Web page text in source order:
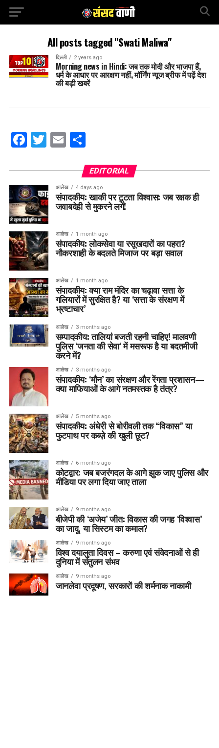
All posts tagged "Swati Maliwa"
दिल्ली 2 years ago
Morning news in Hindi: जब तक मोदी और भाजपा हैं,
धर्म के आधार पर आरक्षण नहीं, मॉर्निंग न्यूज ब्रीफ में पढ़ें देश
की बड़ी खबरें
Facebook
Twitter
EmailShare
EDITORIAL
आलेख 4 days ago
संपादकीय: खाकी पर टूटता विश्वास: जब रक्षक ही
जवाबदेही से मुकरने लगें!
आलेख 1 month ago
संपादकीय: लोकसेवा या रसूखदारों का पहरा?
नौकरशाही के बदलते मिजाज पर बड़ा सवाल
आलेख 1 month ago
संपादकीय: क्या राम मंदिर का चढ़ावा सत्ता के
गलियारों में सुरक्षित है? या ‘सत्ता के संरक्षण में
भ्रष्टाचार’
आलेख 3 months ago
सम्पादकीय: तालियां बजती रहनी चाहिए! मालवणी
पुलिस ‘जनता की सेवा’ में मसरूफ है या बदतमीजी
करने में?
आलेख 3 months ago
संपादकीय: ‘मौन’ का संरक्षण और रेंगता प्रशासन—
क्या माफियाओं के आगे नतमस्तक है तंत्र?
आलेख 5 months ago
संपादकीय: अंधेरी से बोरीवली तक “विकास” या
फुटपाथ पर कब्ज़े की खुली छूट?
आलेख 6 months ago
कोटद्वार: जब बजरंगदल के आगे झुक जाए पुलिस और
मीडिया पर लगा दिया जाए ताला
आलेख 9 months ago
बीजेपी की ‘अजेय’ जीत: विकास की जगह ‘विश्वास’
का जादू, या सिस्टम का कमाल?
आलेख 9 months ago
विश्व दयालुता दिवस – करुणा एवं संवेदनाओं से ही
दुनिया में संतुलन संभव
आलेख 9 months ago
जानलेवा प्रदूषण, सरकारों की शर्मनाक नाकामी